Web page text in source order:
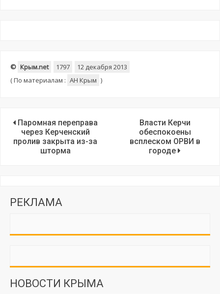
© Крым.net 1797
12 декабря 2013
(По материалам : АН Крым )
Паромная переправа
через Керченский
пролив закрыта из-за
шторма
Власти Керчи
обеспокоены
всплеском ОРВИ в
городе
РЕКЛАМА
НОВОСТИ КРЫМА